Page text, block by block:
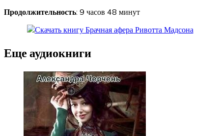
Продолжительность: 9 часов 48 минут
Еще аудиокниги